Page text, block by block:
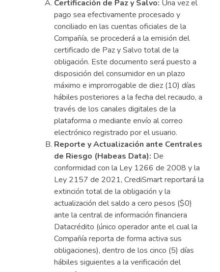
Certificación de Paz y Salvo: Una vez el
pago sea efectivamente procesado y
conciliado en las cuentas oficiales de la
Compañía, se procederá a la emisión del
certificado de Paz y Salvo total de la
obligación. Este documento será puesto a
disposición del consumidor en un plazo
máximo e improrrogable de diez (10) días
hábiles posteriores a la fecha del recaudo, a
través de los canales digitales de la
plataforma o mediante envío al correo
electrónico registrado por el usuario.
Reporte y Actualización ante Centrales
de Riesgo (Habeas Data): De
conformidad con la Ley 1266 de 2008 y la
Ley 2157 de 2021, CrediSmart reportará la
extinción total de la obligación y la
actualización del saldo a cero pesos ($0)
ante la central de información financiera
Datacrédito (único operador ante el cual la
Compañía reporta de forma activa sus
obligaciones), dentro de los cinco (5) días
hábiles siguientes a la verificación del